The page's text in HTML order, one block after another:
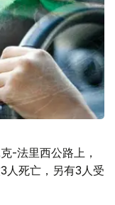
-法里西公路上，
人死亡，另有3人受